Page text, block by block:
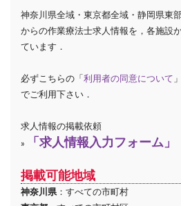
神奈川県全域・東京都全域・静岡県東
からの作業療法士求人情報を，各施設
ています．
必ずこちらの「利用者の同意について
でご利用下さい．
求人情報の掲載依頼
»
「求人情報入力フォーム」
掲載可能地域
神奈川県 ：すべての市町村